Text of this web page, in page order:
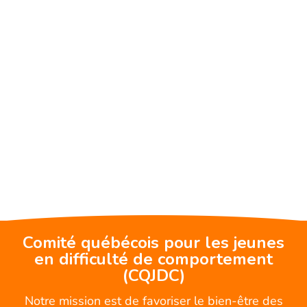
Comité québécois pour les jeunes
en difficulté de comportement
(CQJDC)
Notre mission est de favoriser le bien-être des